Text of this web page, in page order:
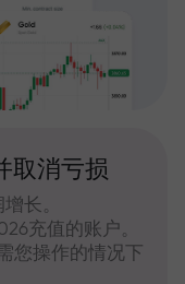
取消亏损
长。
充值的账户。
您操作的情况下